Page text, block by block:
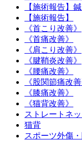
【施術報告】
【施術報告】
《首こり改善》
《首痛改善》
《肩こり改善》
《腱鞘炎改善》
《腰痛改善》
《股関節痛改善
《膝痛改善》
《猫背改善》
ストレートネ
猫背
スポーツ外傷